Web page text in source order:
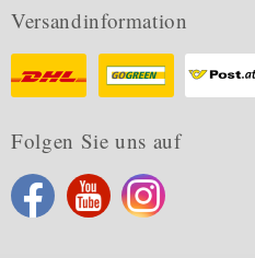
Versandinformation
Folgen Sie uns auf